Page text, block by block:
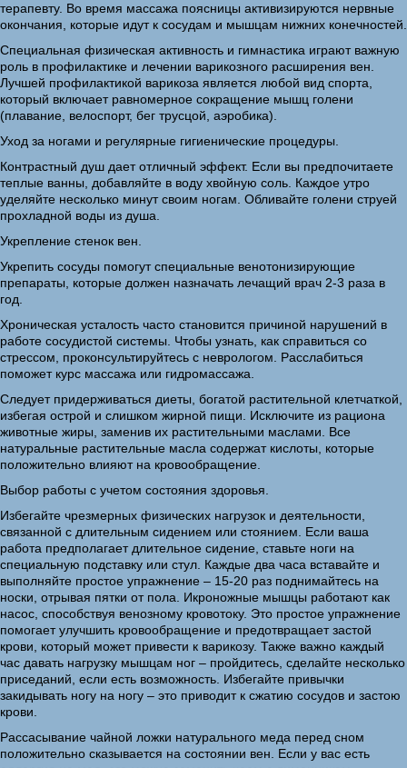
терапевту. Во время массажа поясницы активизируются нервные
окончания, которые идут к сосудам и мышцам нижних конечностей.
Специальная физическая активность и гимнастика играют важную
роль в профилактике и лечении варикозного расширения вен.
Лучшей профилактикой варикоза является любой вид спорта,
который включает равномерное сокращение мышц голени
(плавание, велоспорт, бег трусцой, аэробика).
Уход за ногами и регулярные гигиенические процедуры.
Контрастный душ дает отличный эффект. Если вы предпочитаете
теплые ванны, добавляйте в воду хвойную соль. Каждое утро
уделяйте несколько минут своим ногам. Обливайте голени струей
прохладной воды из душа.
Укрепление стенок вен.
Укрепить сосуды помогут специальные венотонизирующие
препараты, которые должен назначать лечащий врач 2-3 раза в
год.
Хроническая усталость часто становится причиной нарушений в
работе сосудистой системы. Чтобы узнать, как справиться со
стрессом, проконсультируйтесь с неврологом. Расслабиться
поможет курс массажа или гидромассажа.
Следует придерживаться диеты, богатой растительной клетчаткой,
избегая острой и слишком жирной пищи. Исключите из рациона
животные жиры, заменив их растительными маслами. Все
натуральные растительные масла содержат кислоты, которые
положительно влияют на кровообращение.
Выбор работы с учетом состояния здоровья.
Избегайте чрезмерных физических нагрузок и деятельности,
связанной с длительным сидением или стоянием. Если ваша
работа предполагает длительное сидение, ставьте ноги на
специальную подставку или стул. Каждые два часа вставайте и
выполняйте простое упражнение – 15-20 раз поднимайтесь на
носки, отрывая пятки от пола. Икроножные мышцы работают как
насос, способствуя венозному кровотоку. Это простое упражнение
помогает улучшить кровообращение и предотвращает застой
крови, который может привести к варикозу. Также важно каждый
час давать нагрузку мышцам ног – пройдитесь, сделайте несколько
приседаний, если есть возможность. Избегайте привычки
закидывать ногу на ногу – это приводит к сжатию сосудов и застою
крови.
Рассасывание чайной ложки натурального меда перед сном
положительно сказывается на состоянии вен. Если у вас есть